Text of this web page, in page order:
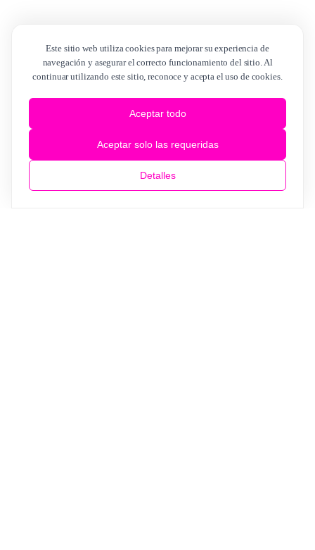
Este sitio web utiliza cookies para mejorar su experiencia de
navegación y asegurar el correcto funcionamiento del sitio. Al
continuar utilizando este sitio, reconoce y acepta el uso de cookies.
Aceptar todo
Aceptar solo las requeridas
Detalles